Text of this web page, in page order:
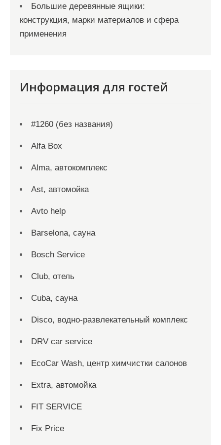
Большие деревянные ящики:
конструкция, марки материалов и сфера
применения
Информация для гостей
#1260 (без названия)
Alfa Box
Alma, автокомплекс
Ast, автомойка
Avto help
Barselona, сауна
Bosch Service
Club, отель
Cuba, сауна
Disco, водно-развлекательный комплекс
DRV car service
EcoCar Wash, центр химчистки салонов
Extra, автомойка
FIT SERVICE
Fix Price